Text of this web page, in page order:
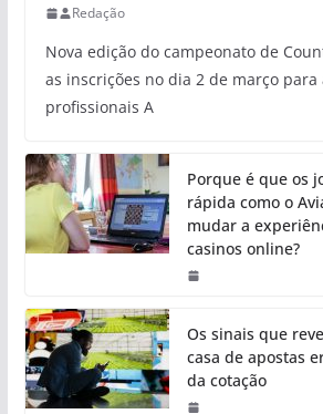
Redação
Nova edição do campeonato de
as inscrições no dia 2 de março para
profissionais A
Porque é que os
rápida como o
mudar a
casinos online?
Os sinais que
casa de apostas
da cotação